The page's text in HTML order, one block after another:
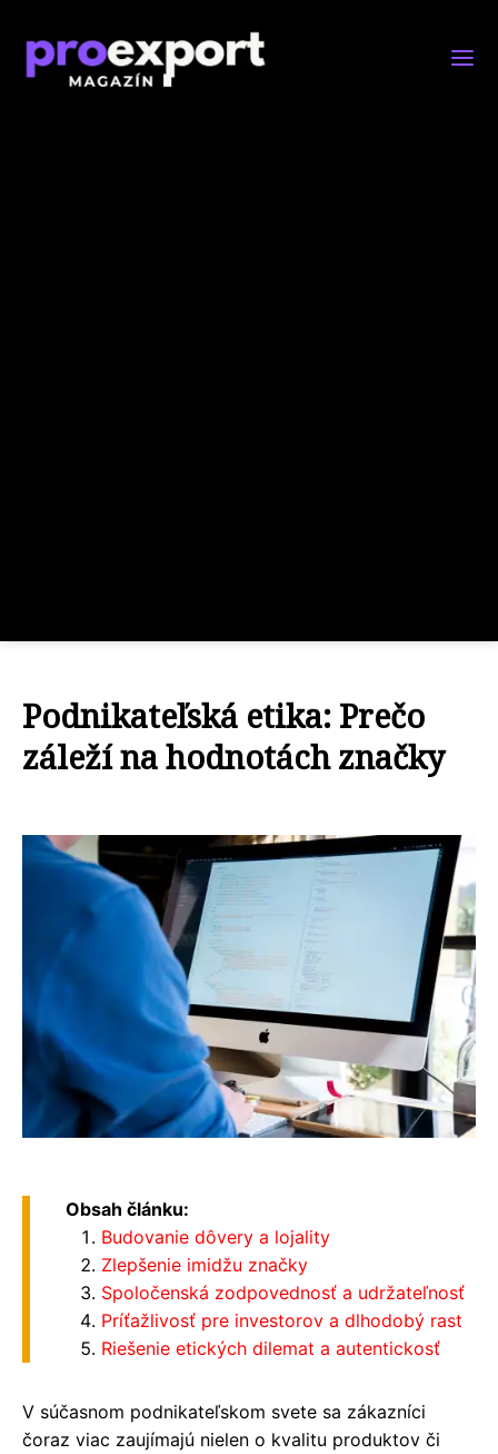
Podnikateľská etika: Prečo
záleží na hodnotách značky
Obsah článku:
Budovanie dôvery a lojality
Zlepšenie imidžu značky
Spoločenská zodpovednosť a udržateľnosť
Príťažlivosť pre investorov a dlhodobý rast
Riešenie etických dilemat a autentickosť
V súčasnom podnikateľskom svete sa zákazníci
čoraz viac zaujímajú nielen o kvalitu produktov či